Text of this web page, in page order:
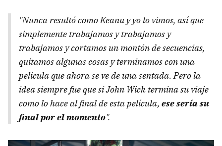
"Nunca resultó como Keanu y yo lo vimos, así que
simplemente trabajamos y trabajamos y
trabajamos y cortamos un montón de secuencias,
quitamos algunas cosas y terminamos con una
película que ahora se ve de una sentada. Pero la
idea siempre fue que si John Wick termina su viaje
como lo hace al final de esta película, ese sería su
final por el momento".